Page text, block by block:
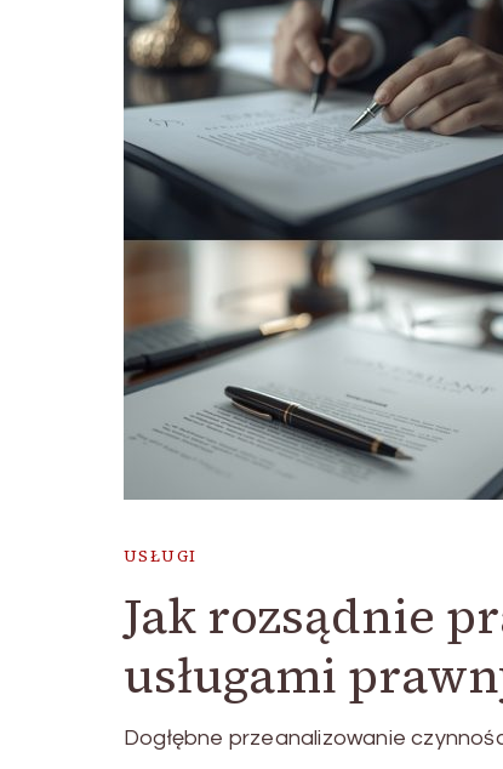
USŁUGI
Jak rozsądnie
usługami
Dogłębne przeanalizowanie